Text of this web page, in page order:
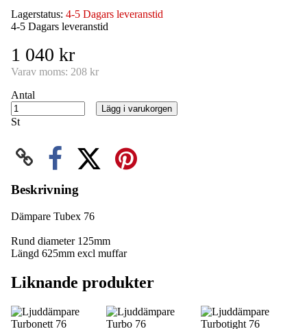
Lagerstatus: 4-5 Dagars leveranstid
4-5 Dagars leveranstid
1 040 kr
Varav moms: 208 kr
Antal
St
Lägg i varukorgen
Beskrivning
Dämpare Tubex 76
Rund diameter 125mm
Längd 625mm excl muffar
Liknande produkter